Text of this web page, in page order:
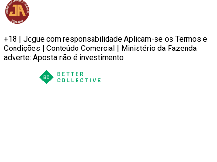
+18 | Jogue com responsabilidade Aplicam-se os Termos e
Condições | Conteúdo Comercial | Ministério da Fazenda
adverte: Aposta não é investimento.